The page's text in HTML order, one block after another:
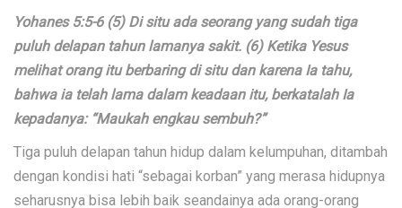
Yohanes 5:5-6 (5) Di situ ada seorang yang sudah tiga
puluh delapan tahun lamanya sakit. (6) Ketika Yesus
melihat orang itu berbaring di situ dan karena Ia tahu,
bahwa ia telah lama dalam keadaan itu, berkatalah Ia
kepadanya: “Maukah engkau sembuh?”
Tiga puluh delapan tahun hidup dalam kelumpuhan, ditambah
dengan kondisi hati “sebagai korban” yang merasa hidupnya
seharusnya bisa lebih baik seandainya ada orang-orang